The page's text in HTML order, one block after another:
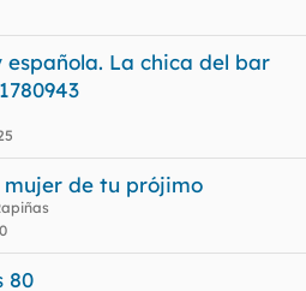
La chica del bar
mujer de tu prójimo
80